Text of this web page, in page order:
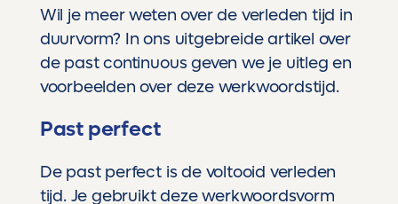
Wil je meer weten over de verleden tijd in
duurvorm? Inons uitgebreide artikel over
de past continuous geven we je uitleg en
voorbeelden over deze werkwoordstijd.
Past perfect
De past perfect is de voltooid verleden
tijd. Je gebruikt deze werkwoordsvorm